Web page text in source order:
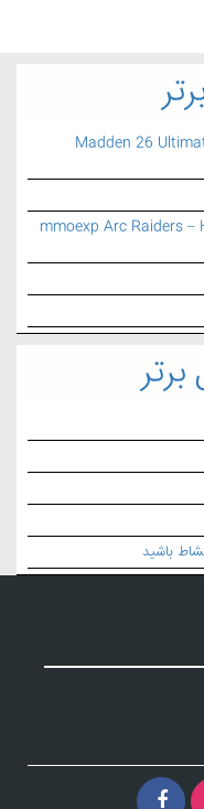
Madden 26
mmoexp Arc Raiders
باشید